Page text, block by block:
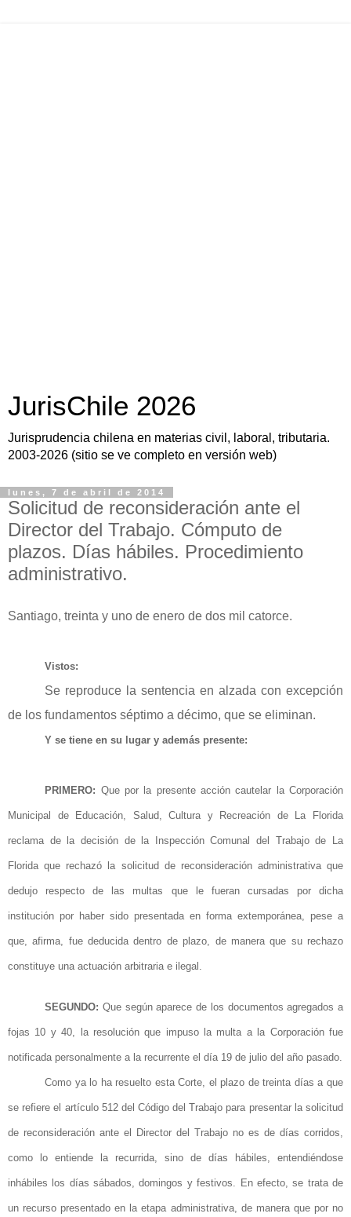
JurisChile 2026
Jurisprudencia chilena en materias civil, laboral, tributaria.
2003-2026 (sitio se ve completo en versión web)
lunes, 7 de abril de 2014
Solicitud de reconsideración ante el
Director del Trabajo. Cómputo de
plazos. Días hábiles. Procedimiento
administrativo.
Santiago, treinta y uno de enero de dos mil catorce.
Vistos:
Se reproduce la sentencia en alzada con excepción
de los fundamentos séptimo a décimo, que se eliminan.
Y se tiene en su lugar y además presente:
PRIMERO: Que por la presente acción cautelar la Corporación
Municipal de Educación, Salud, Cultura y Recreación de La Florida
reclama de la decisión de la Inspección Comunal del Trabajo de La
Florida que rechazó la solicitud de reconsideración administrativa que
dedujo respecto de las multas que le fueran cursadas por dicha
institución por haber sido presentada en forma extemporánea, pese a
que, afirma, fue deducida dentro de plazo, de manera que su rechazo
constituye una actuación arbitraria e ilegal.
SEGUNDO: Que según aparecede los documentos agregados a
fojas 10 y 40, la resolución que impuso la multa a la Corporación fue
notificada personalmente a la recurrente el día 19 de julio del año pasado.
Como ya lo ha resuelto esta Corte, el plazo de treinta días a que
se refiere el artículo 512 del Código del Trabajo para presentar la solicitud
de reconsideración ante el Director del Trabajo no es de días corridos,
como lo entiende la recurrida, sino de días hábiles , entendiéndose
inhábiles los días sábados, domingos y festivos. En efecto, se trata de
un recurso presentado en la etapa administrativa, de manera que por no